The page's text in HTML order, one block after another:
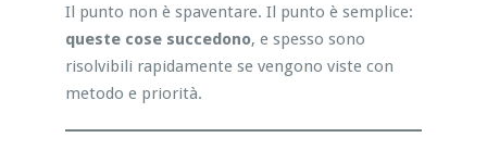
Il punto non è spaventare. Il punto è semplice:
queste cose succedono, e spesso sono
risolvibili rapidamente se vengono viste con
metodo e priorità.